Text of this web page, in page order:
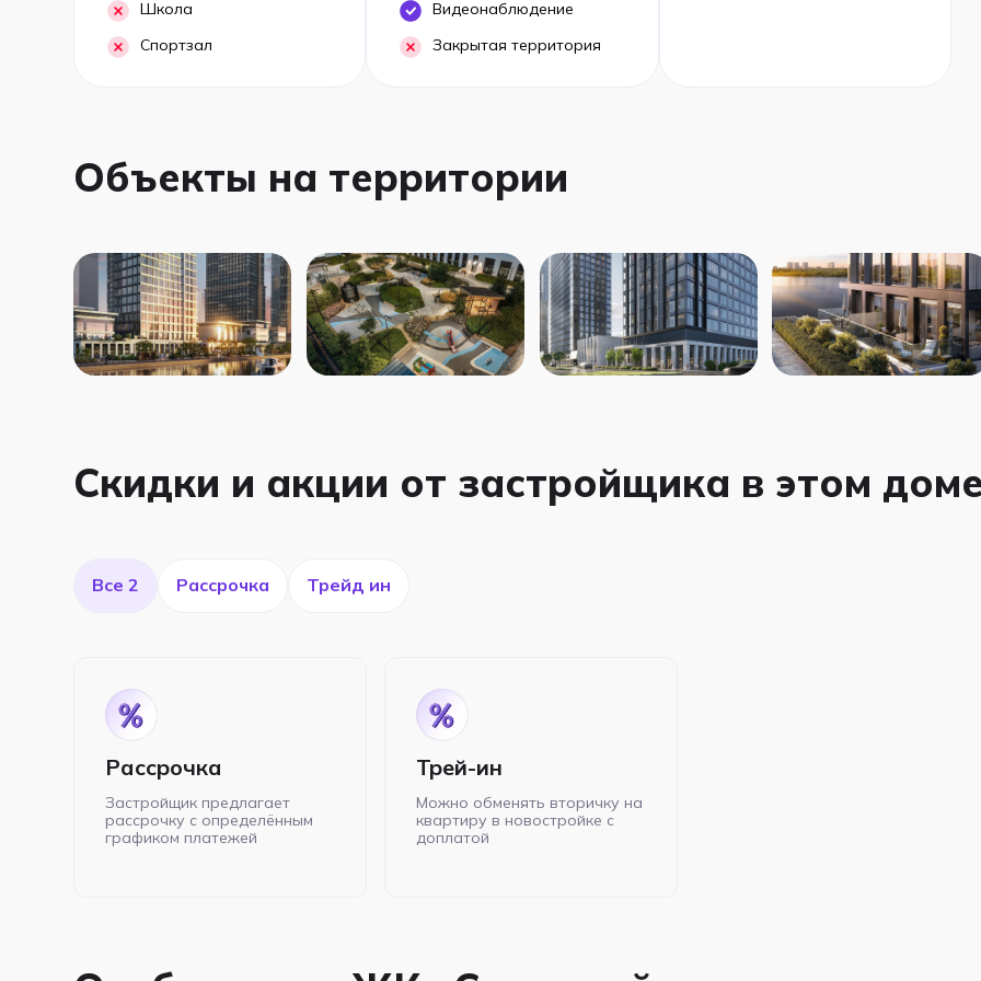
Школа
Спортзал
Видеонаблюдение
Закрытая территория
Объекты на территории
Скидки и акции от застройщика в этом
Все 2 Рассрочка Трейд ин
Рассрочка
Застройщик предлагает
рассрочку с определённым
графиком платежей
Трей-ин
Можно обменять вторичку на
квартиру в новостройке с
доплатой